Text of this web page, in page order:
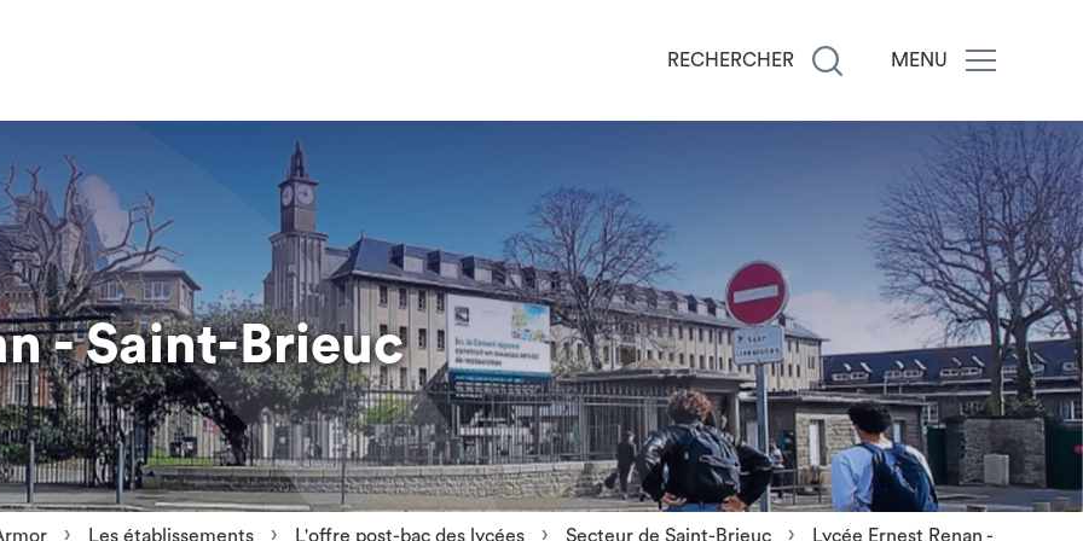
RECHERCHER MENU
- Saint-Brieuc
Les établissements L'offre post-bac des lycées Secteur de Saint-Brieuc
Lycée Ernest Renan -